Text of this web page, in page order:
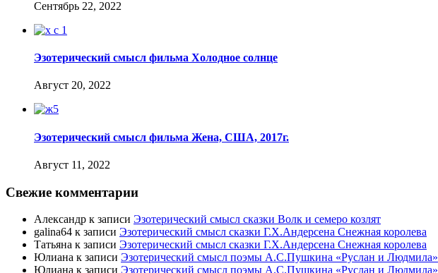
Сентябрь 22, 2022
Эзотерический смысл фильма Холодное солнце
Август 20, 2022
Эзотерический смысл фильма Жена, США, 2017г.
Август 11, 2022
Свежие комментарии
Александр к записи Эзотерический смысл сказки Волк и семеро козлят
galina64 к записи Эзотерический смысл сказки Г.Х.Андерсена Снежная королева
Татьяна к записи Эзотерический смысл сказки Г.Х.Андерсена Снежная королева
Юлиана к записи Эзотерический смысл поэмы А.С.Пушкина «Руслан и Людмила»
Юлиана к записи Эзотерический смысл поэмы А.С.Пушкина «Руслан и Людмила»